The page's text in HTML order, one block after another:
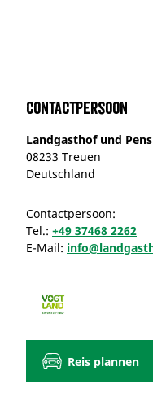
Contactpersoon
Landgasthof und
08233 Treuen
Deutschland
Contactpersoon:
Tel.: +49 37468 2262
E-Mail:
Reis plannen